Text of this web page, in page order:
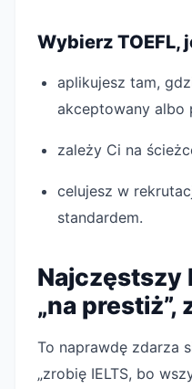
Wybierz TOEFL,
aplikujesz tam,
akceptowany albo
zależy Ci na
celujesz w
standardem.
Najczęstszy
„na prestiż”,
To naprawdę zdarza
„zrobię IELTS, bo